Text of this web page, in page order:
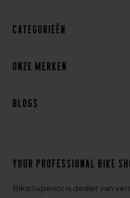
Categorieën
Onze merken
Blogs
Your professional bike
BikeSuperior is dealer van